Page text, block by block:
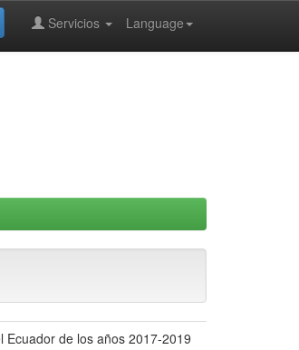
Language
Servicios
de los años 2017-2019